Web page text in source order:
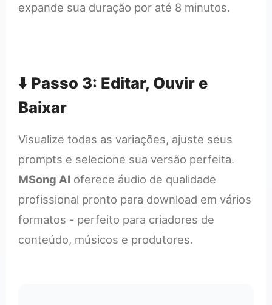
expande sua duração por até 8 minutos.
⬇️ Passo 3: Editar, Ouvir e
Baixar
Visualize todas as variações, ajuste seus
prompts e selecione sua versão perfeita.
MSong AI oferece áudio de qualidade
profissional pronto para download em vários
formatos - perfeito para criadores de
conteúdo, músicos e produtores.